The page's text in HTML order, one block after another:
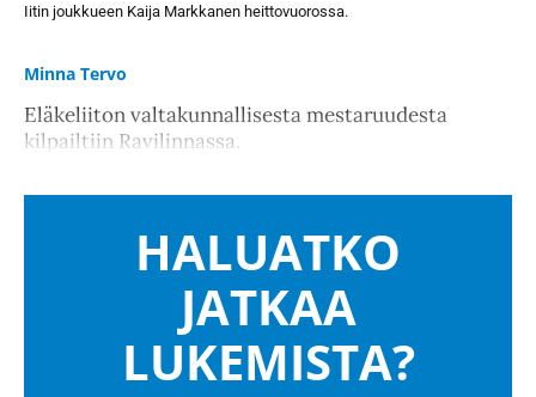
Iitin joukkueen Kaija Markkanen heittovuorossa.
Minna Tervo
Eläkeliiton valtakunnallisesta mestaruudesta
kilpailtiin Ravilinnassa.
HALUATKO
JATKAA
LUKEMISTA?